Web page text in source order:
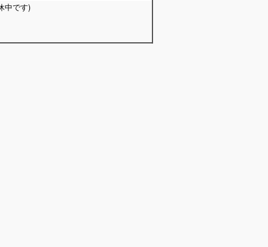
中です)